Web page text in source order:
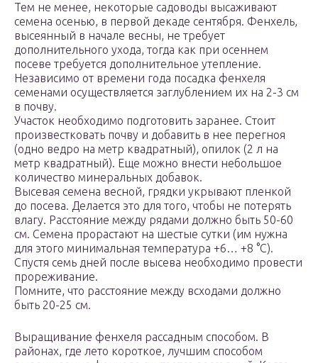
Тем не менее, некоторые садоводы высаживают
семена осенью, в первой декаде сентября. Фенхель,
высеянный в начале весны, не требует
дополнительного ухода, тогда как при осеннем
посеве требуется дополнительное утепление.
Независимо от времени года посадка фенхеля
семенами осуществляется заглублением их на 2-3 см
в почву.
Участок необходимо подготовить заранее. Стоит
произвестковать почву и добавить в нее перегноя
(одно ведро на метр квадратный), опилок (2 л на
метр квадратный). Еще можно внести небольшое
количество минеральных добавок.
Высевая семена весной, грядки укрывают пленкой
до посева. Делается это для того, чтобы не потерять
влагу. Расстояние между рядами должно быть 50-60
см. Семена прорастают на шестые сутки (им нужна
для этого минимальная температура +6… +8 °С).
Спустя семь дней после высева необходимо провести
прореживание.
Помните, что расстояние между всходами должно
быть 20-25 см.
Выращивание фенхеля рассадным способом. В
районах, где лето короткое, лучшим способом